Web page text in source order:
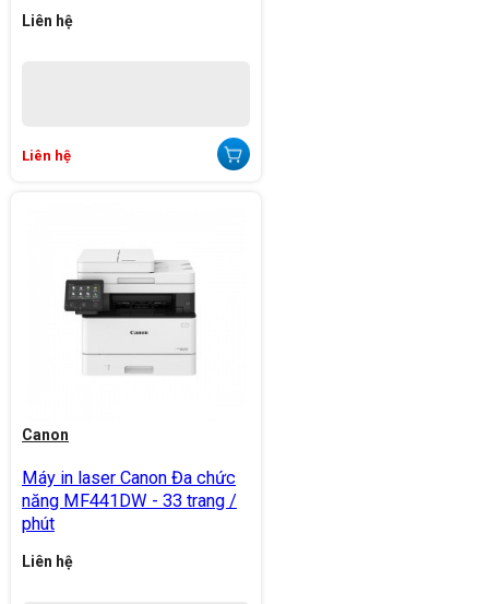
Liên hệ
Liên hệ
Canon
Máy in laser Canon Đa chức
năng MF441DW - 33 trang /
phút
Liên hệ